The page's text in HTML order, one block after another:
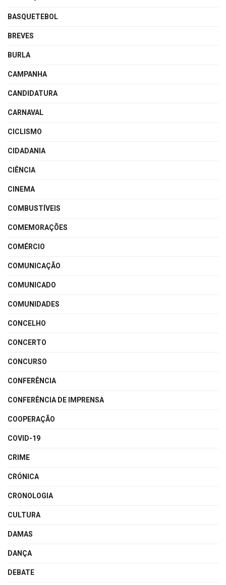
BASQUETEBOL
BREVES
BURLA
CAMPANHA
CANDIDATURA
CARNAVAL
CICLISMO
CIDADANIA
CIÊNCIA
CINEMA
COMBUSTÍVEIS
COMEMORAÇÕES
COMÉRCIO
COMUNICAÇÃO
COMUNICADO
COMUNIDADES
CONCELHO
CONCERTO
CONCURSO
CONFERÊNCIA
CONFERÊNCIA DE IMPRENSA
COOPERAÇÃO
COVID-19
CRIME
CRÓNICA
CRONOLOGIA
CULTURA
DAMAS
DANÇA
DEBATE